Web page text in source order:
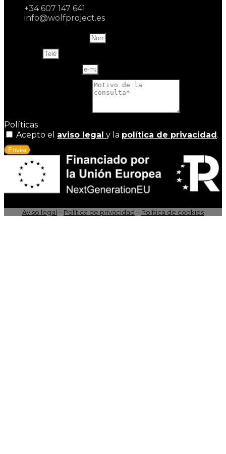
+34 607 147 641
info@wolfproject.es
Políticas
Acepto el aviso legal y la política de privacidad .
Enviar
Aviso legal – Política de privacidad – Política de cookies